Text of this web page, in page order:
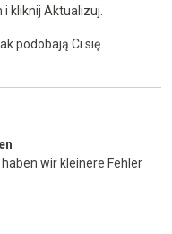
kliknij Aktualizuj.
podobają Ci się
wir kleinere Fehler